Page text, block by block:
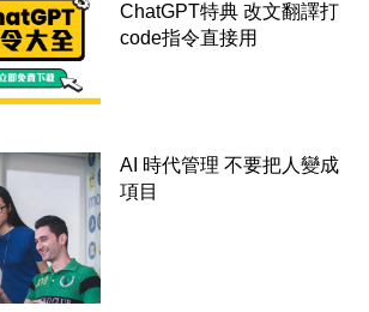
ChatGPT特典 改文翻譯打
code指令直接用
AI 時代管理 不要把人變成
項目